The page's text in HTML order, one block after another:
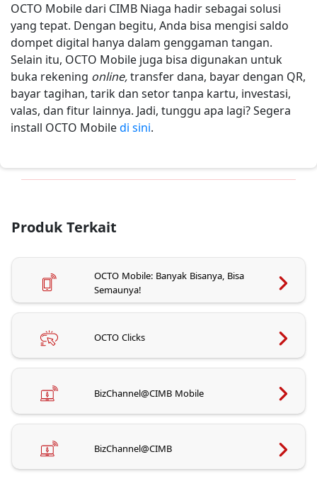
OCTO Mobile dari CIMB Niaga hadir sebagai solusi
yang tepat. Dengan begitu, Anda bisa mengisi saldo
dompet digital hanya dalam genggaman tangan.
Selain itu, OCTO Mobile juga bisa digunakan untuk
buka rekening online,transfer dana, bayar dengan QR,
bayar tagihan, tarik dan setor tanpa kartu, investasi,
valas, dan fitur lainnya. Jadi, tunggu apa lagi? Segera
install OCTO Mobiledi sini.
Produk Terkait
OCTO Mobile: Banyak Bisanya, Bisa
Semaunya!
OCTO Clicks
BizChannel@CIMB Mobile
BizChannel@CIMB